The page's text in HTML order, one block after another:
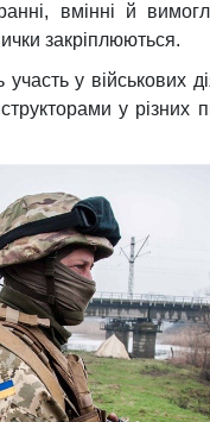
вмінні й
закріплюються.
у військових
у різних